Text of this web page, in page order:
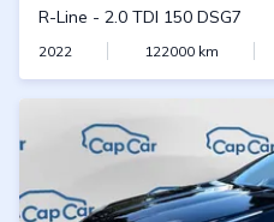
R-Line - 2.0 TDI 150 DSG7
2022 122000km